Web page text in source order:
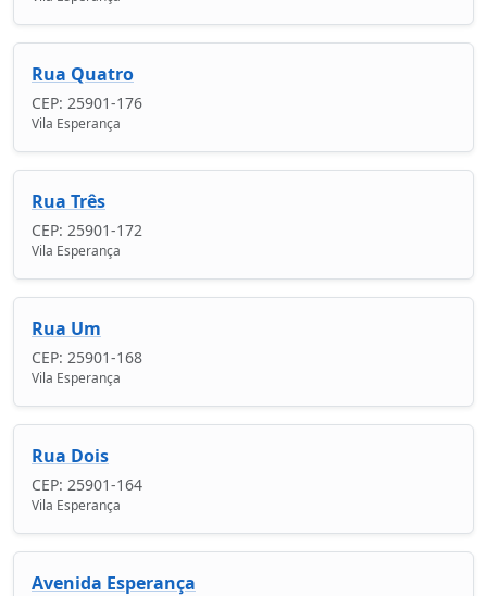
Rua Quatro
CEP: 25901-176
Vila Esperança
Rua Três
CEP: 25901-172
Vila Esperança
Rua Um
CEP: 25901-168
Vila Esperança
Rua Dois
CEP: 25901-164
Vila Esperança
Avenida Esperança